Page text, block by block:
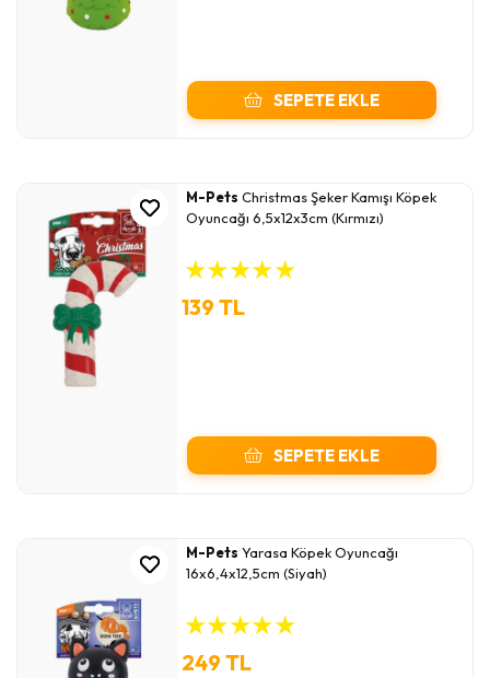
SEPETE EKLE
M-Pets Christmas Şeker Kamışı Köpek
Oyuncağı 6,5x12x3cm (Kırmızı)
★★★★★
139 TL
SEPETE EKLE
M-Pets Yarasa Köpek Oyuncağı
16x6,4x12,5cm (Siyah)
★★★★★
249 TL